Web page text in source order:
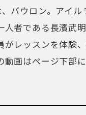
バウロン。アイル
人者である長濱武
がレッスンを体験
画はページ下部に